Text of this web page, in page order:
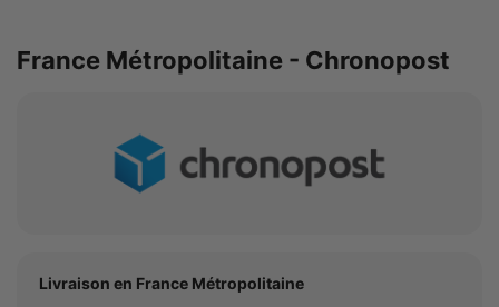
France Métropolitaine - Chronopost
Livraison en France Métropolitaine